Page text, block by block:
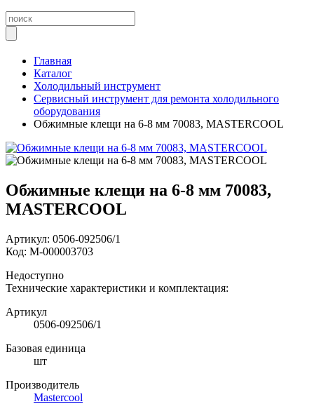
Главная
Каталог
Холодильный инструмент
Сервисный инструмент для ремонта холодильного
оборудования
Обжимные клещи на 6-8 мм 70083, MASTERCOOL
Обжимные клещи на 6-8 мм 70083,
MASTERCOOL
Артикул: 0506-092506/1
Код: М-000003703
Недоступно
Технические характеристики и комплектация:
Артикул
0506-092506/1
Базовая единица
шт
Производитель
Mastercool